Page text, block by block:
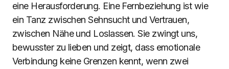
eine Herausforderung. Eine Fernbeziehung ist wie
ein Tanz zwischen Sehnsucht und Vertrauen,
zwischen Nähe und Loslassen. Sie zwingt uns,
bewusster zu lieben und zeigt, dass emotionale
Verbindung keine Grenzen kennt, wenn zwei